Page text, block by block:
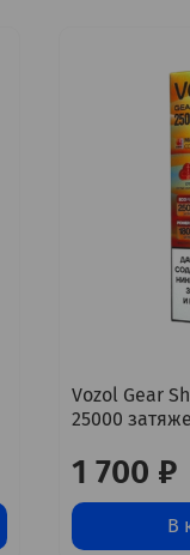
Vozol Gear
25000
1 700 ₽
В